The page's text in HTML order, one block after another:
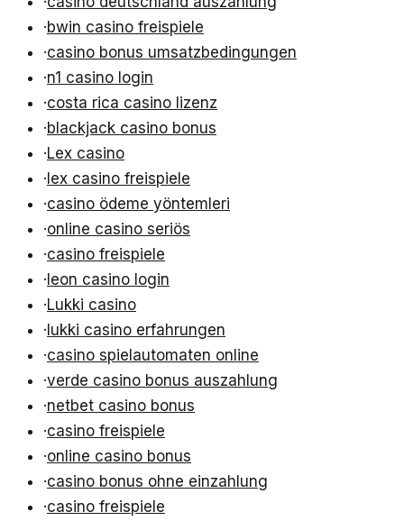
·bwin casino freispiele
·casino bonus umsatzbedingungen
·n1 casino login
·costa rica casino lizenz
·blackjack casino bonus
·Lex casino
·lex casino freispiele
·casino ödeme yöntemleri
·online casino seriös
·casino freispiele
·leon casino login
·Lukki casino
·lukki casino erfahrungen
·casino spielautomaten online
·verde casino bonus auszahlung
·netbet casino bonus
·casino freispiele
·online casino bonus
·casino bonus ohne einzahlung
·casino freispiele